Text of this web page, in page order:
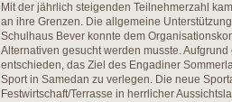
Mit der jährlich steigenden Teilnehmerzahl
an ihre Grenzen. Die allgemeine
Schulhaus Bever konnte dem
Alternativen gesucht werden musste.
entschieden, das Ziel des Engadiner
Sport in Samedan zu verlegen. Die neue
Festwirtschaft/Terrasse in herrlicher